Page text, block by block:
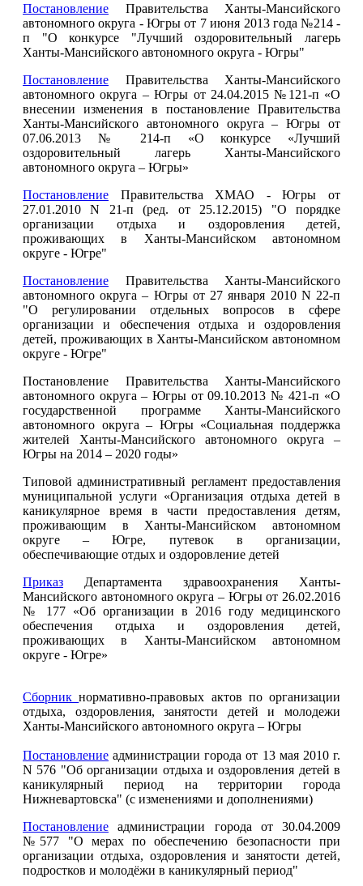
Постановление Правительства Ханты-Мансийского
автономного округа - Югры от 7 июня 2013 года №214 -
п "О конкурсе "Лучший оздоровительный лагерь
Ханты-Мансийского автономного округа - Югры"
Постановление Правительства Ханты-Мансийского
автономного округа – Югры от 24.04.2015 №121-п «О
внесении изменения в постановление Правительства
Ханты-Мансийского автономного округа – Югры от
07.06.2013 № 214-п «О конкурсе «Лучший
оздоровительный лагерь Ханты-Мансийского
автономного округа – Югры»
Постановление Правительства ХМАО - Югры от
27.01.2010 N 21-п (ред. от 25.12.2015) "О порядке
организации отдыха и оздоровления детей,
проживающих в Ханты-Мансийском автономном
округе - Югре"
Постановление Правительства Ханты-Мансийского
автономного округа – Югры от 27 января 2010 N 22-п
"О регулировании отдельных вопросов в сфере
организации и обеспечения отдыха и оздоровления
детей, проживающих в Ханты-Мансийском автономном
округе - Югре"
Постановление Правительства Ханты-Мансийского
автономного округа – Югры от 09.10.2013 № 421-п «О
государственной программе Ханты-Мансийского
автономного округа – Югры «Социальная поддержка
жителей Ханты-Мансийского автономного округа –
Югры на 2014 – 2020 годы»
Типовой административный регламент предоставления
муниципальной услуги «Организация отдыха детей в
каникулярное время в части предоставления детям,
проживающим в Ханты-Мансийском автономном
округе – Югре, путевок в организации,
обеспечивающие отдых и оздоровление детей
Приказ Департамента здравоохранения Ханты-
Мансийского автономного округа – Югры от 26.02.2016
№ 177 «Об организации в 2016 году медицинского
обеспечения отдыха и оздоровления детей,
проживающих в Ханты-Мансийском автономном
округе - Югре»
Сборникнормативно-правовых актов по организации
отдыха, оздоровления, занятости детей и молодежи
Ханты-Мансийского автономного округа – Югры
Постановление администрации города от 13 мая 2010 г.
N 576 "Об организации отдыха и оздоровления детей в
каникулярный период на территории города
Нижневартовска" (с изменениями и дополнениями)
Постановление администрации города от 30.04.2009
№577 "О мерах по обеспечению безопасности при
организации отдыха, оздоровления и занятости детей,
подростков и молодёжи в каникулярный период"